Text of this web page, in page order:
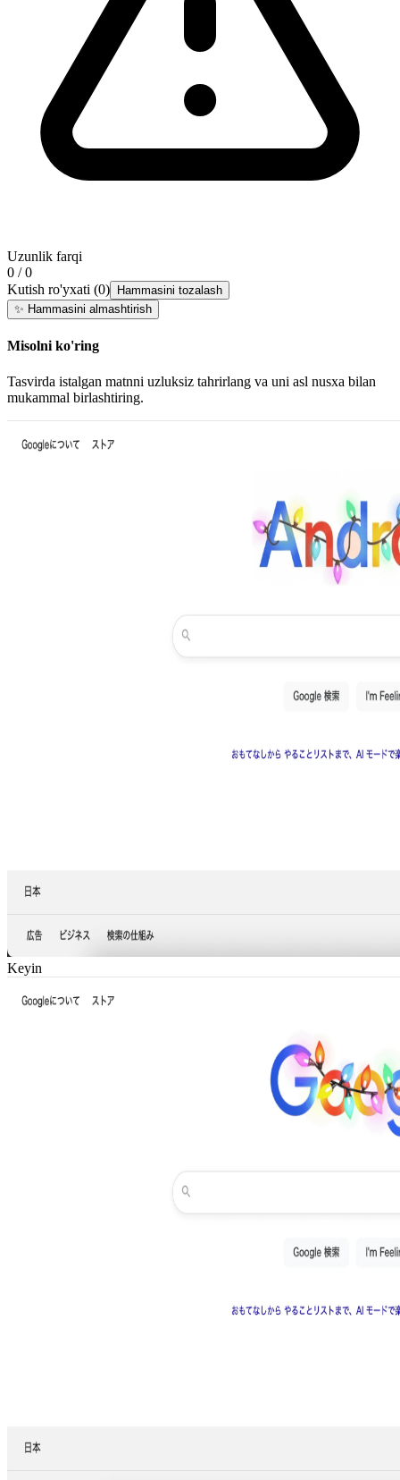
Uzunlik farqi
0 / 0
Kutish ro'yxati (0)
Hammasini tozalash
✨ Hammasini almashtirish
Misolni ko'ring
Tasvirda istalgan matnni uzluksiz tahrirlang va uni asl nusxa bilan
mukammal birlashtiring.
Keyin